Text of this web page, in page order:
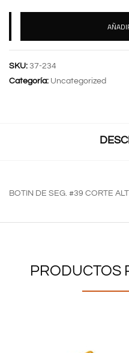
SKU: 37-234
Categoría: Uncategorized
BOTIN DE SEG. #39 CORTE
PRODUCTOS